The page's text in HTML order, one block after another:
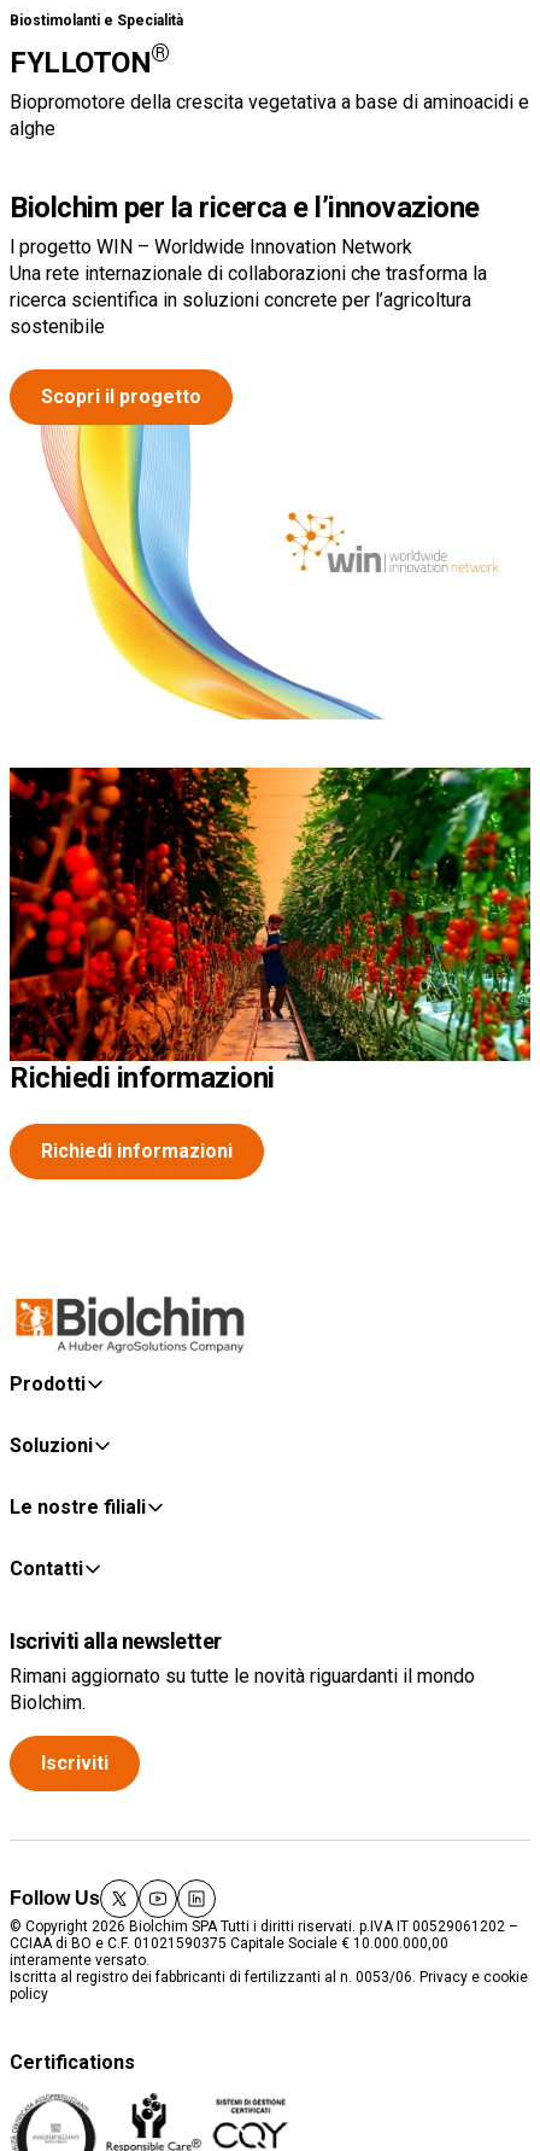
Biostimolanti e Specialità
FYLLOTON®
Biopromotore della crescita vegetativa a base di aminoacidi e
alghe
Biolchim per la ricerca e l’innovazione
l progetto WIN – Worldwide Innovation Network
Una rete internazionale di collaborazioni che trasforma la
ricerca scientifica in soluzioni concrete per l’agricoltura
sostenibile
Scopri il progetto
Richiedi informazioni
Richiedi informazioni
Prodotti
Soluzioni
Le nostre filiali
Contatti
Iscriviti alla newsletter
Rimani aggiornato su tutte le novità riguardanti il mondo
Biolchim.
Iscriviti
Follow Us
twitteryoutube
linkedin
© Copyright 2026 Biolchim SPA Tutti i diritti riservati. p.IVA IT 00529061202 –
CCIAA di BO e C.F. 01021590375 Capitale Sociale € 10.000.000,00
interamente versato.
Iscritta al registro dei fabbricanti di fertilizzanti al n. 0053/06. Privacy e cookie
policy
Certifications